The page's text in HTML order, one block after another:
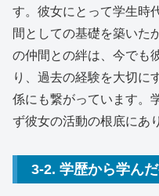
す。彼女にとって学生時
間としての基礎を築いた
の仲間との絆は、今でも
り、過去の経験を大切に
係にも繋がっています。
ず彼女の活動の根底にあ
3-2. 学歴から学ん